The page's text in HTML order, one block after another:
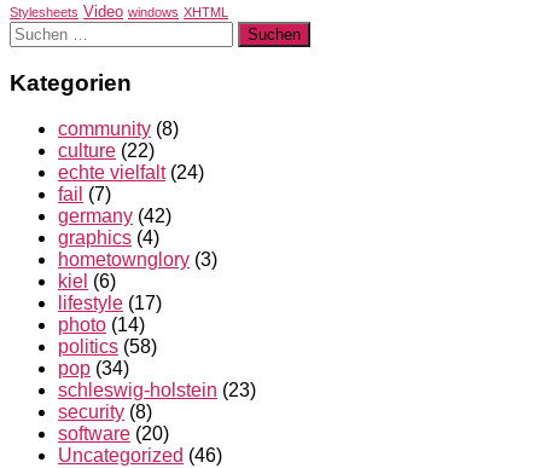
Stylesheets Video windows XHTML
Suchen
nach:
Kategorien
community (8)
culture (22)
echte vielfalt(24)
fail (7)
germany (42)
graphics (4)
hometownglory (3)
kiel (6)
lifestyle (17)
photo (14)
politics (58)
pop (34)
schleswig-holstein (23)
security (8)
software (20)
Uncategorized (46)